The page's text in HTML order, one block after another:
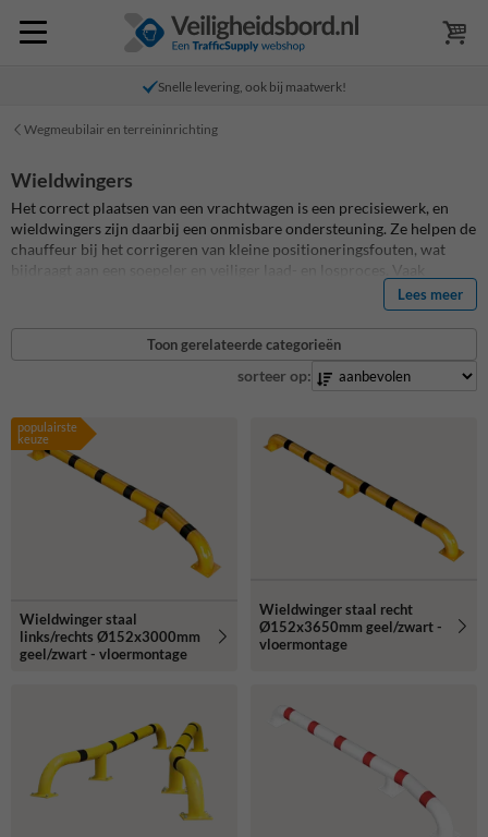
Snelle levering, ook bij maatwerk!
Wegmeubilair en terreininrichting
Wieldwingers
Het correct plaatsen van een vrachtwagen is een precisiewerk, en
wieldwingers zijn daarbij een onmisbare ondersteuning. Ze helpen de
chauffeur bij het corrigeren van kleine positioneringsfouten, wat
bijdraagt aan een soepeler en veiliger laad- en losproces. Vaak
gebruikt in combinatie met docklijnen, vormen onze wieldwingers
een effectief hulpmiddel voor elke laad- en loszone. Deze stalen
constructies worden stevig verankerd op een betonnen ondergrond
met behulp van voetplaten, wat zorgt voor een stabiele en
betrouwbare positionering. Ontdek ons assortiment wieldwingers en
Lees meer
Toon gerelateerde categorieën
sorteer op:
populairste
keuze
Wieldwinger staal
links/rechts Ø152x3000mm
geel/zwart - vloermontage
Wieldwinger staal recht
Ø152x3650mm geel/zwart -
vloermontage